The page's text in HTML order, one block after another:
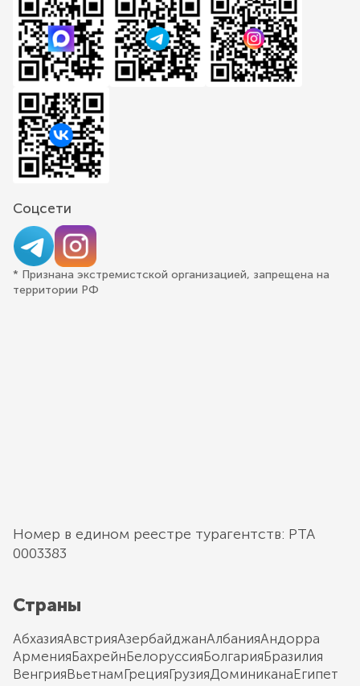
Соцсети
* Признана экстремистской организацией, запрещена на
территории РФ
Номер в едином реестре турагентств: РТА
0003383
Страны
АбхазияАвстрияАзербайджанАлбанияАндорра
АрменияБахрейнБелоруссияБолгарияБразилия
ВенгрияВьетнамГрецияГрузияДоминиканаЕгипет